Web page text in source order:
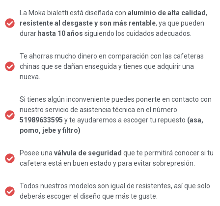
La Moka bialetti está diseñada con aluminio de alta calidad,
resistente al desgaste y son más rentable, ya que pueden
durar hasta 10 años siguiendo los cuidados adecuados.
Te ahorras mucho dinero en comparación con las cafeteras
chinas que se dañan enseguida y tienes que adquirir una
nueva.
Si tienes algún inconveniente puedes ponerte en contacto con
nuestro servicio de asistencia técnica en el número
51989633595 y te ayudaremos a escoger tu repuesto (asa,
pomo, jebe y filtro)
Posee una válvula de seguridad que te permitirá conocer si tu
cafetera está en buen estado y para evitar sobrepresión.
Todos nuestros modelos son igual de resistentes, así que solo
deberás escoger el diseño que más te guste.